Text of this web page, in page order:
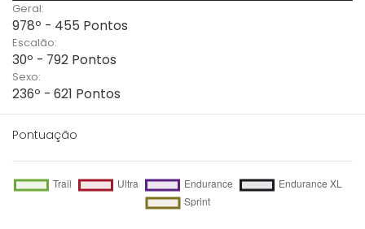
Geral:
978º - 455 Pontos
Escalão:
30º - 792 Pontos
Sexo:
236º - 621 Pontos
Pontuação